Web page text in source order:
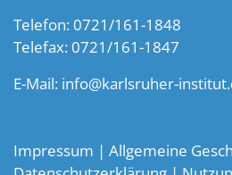
Telefon: 0721/161-1848
Telefax: 0721/161-1847
E-Mail: info@karlsruher-
Impressum | Allgemeine